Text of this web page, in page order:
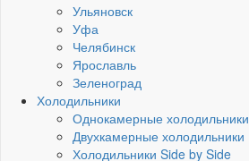
Ульяновск
Уфа
Челябинск
Ярославль
Зеленоград
Холодильники
Однокамерные холодильники
Двухкамерные холодильники
Холодильники Side by Side